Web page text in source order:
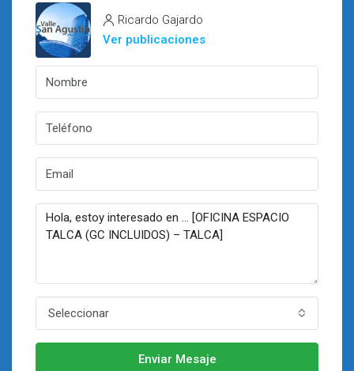
Ricardo Gajardo
Ver publicaciones
Seleccionar
Enviar Mesaje